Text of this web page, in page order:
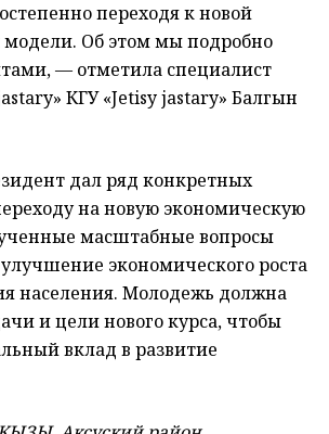
переходя к новой
модели. Об этом мы подробно
— отметила специалист
КГУ «Jetisy jastary» Балгын
дал ряд конкретных
на новую экономическую
масштабные вопросы
экономического роста
населения. Молодежь должна
и цели нового курса, чтобы
вклад в развитие